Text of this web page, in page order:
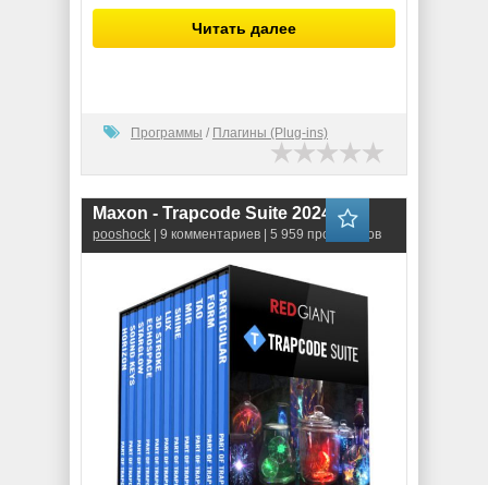
Читать далее
Программы / Плагины (Plug-ins)
Maxon - Trapcode Suite 2024.0.1
pooshock | 9 комментариев | 5 959 просмотров